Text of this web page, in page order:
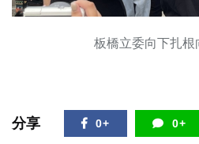
板橋立委向下扎根
分享 0+ 0+